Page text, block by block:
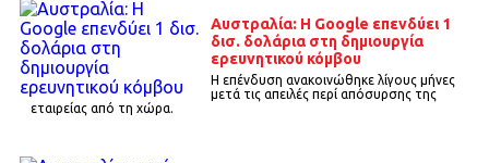
Αυστραλία: Η Google επενδύει 1
δισ. δολάρια στη δημιουργία
ερευνητικού κόμβου
Η επένδυση ανακοινώθηκε λίγους μήνες
μετά τις απειλές περί απόσυρσης της
εταιρείας από τη χώρα.